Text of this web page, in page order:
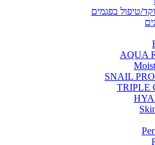
טיפול בפגמים